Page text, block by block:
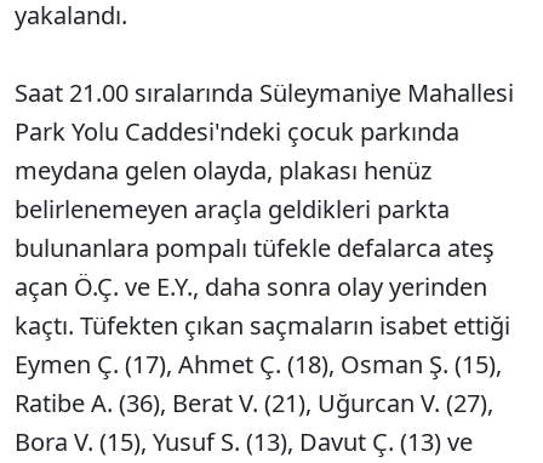
yakalandı.
Saat 21.00 sıralarında Süleymaniye Mahallesi
Park Yolu Caddesi'ndeki çocuk parkında
meydana gelen olayda, plakası henüz
belirlenemeyen araçla geldikleri parkta
bulunanlara pompalı tüfekle defalarca ateş
açan Ö.Ç. ve E.Y., daha sonra olay yerinden
kaçtı. Tüfekten çıkan saçmaların isabet ettiği
Eymen Ç. (17), Ahmet Ç. (18), Osman Ş. (15),
Ratibe A. (36), Berat V. (21), Uğurcan V. (27),
Bora V. (15), Yusuf S. (13), Davut Ç. (13) ve